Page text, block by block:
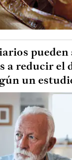
pueden
a reducir el
un